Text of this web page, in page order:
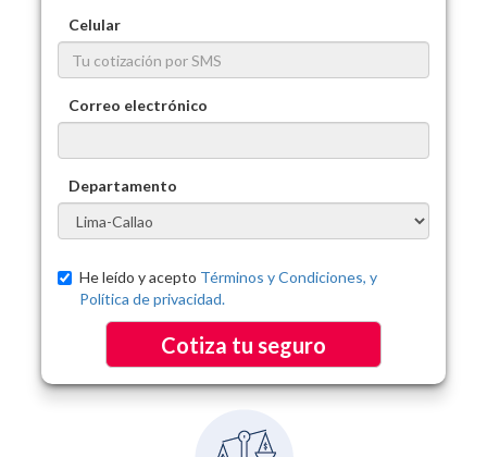
Celular
Correo electrónico
Departamento
He leído y acepto Términos y Condiciones, y
Política de privacidad.
Cotiza tu seguro